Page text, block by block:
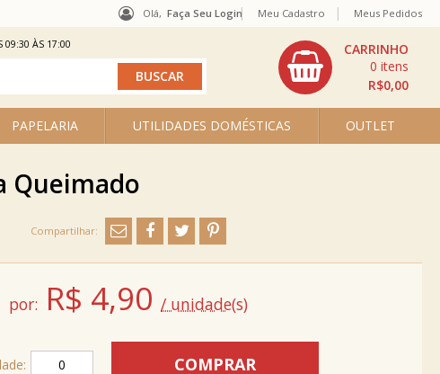
Olá, Faça Seu Login
PAPELARIA UTILIDADES DOMÉSTICAS OUTLET
R$0,00
0
Meu Cadastro Meus Pedidos
09:30 ÀS 17:00
Queimado
por: R$ 4,90 / unidade(s)